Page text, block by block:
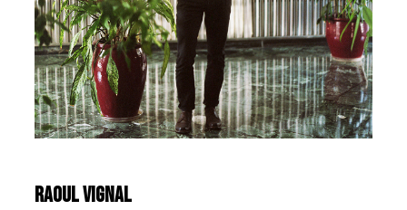
RAOUL VIGNAL